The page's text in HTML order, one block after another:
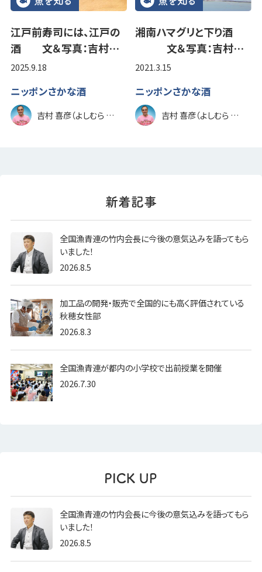
江戸前寿司には、江戸の
酒 文＆写真：吉村…
2025.9.18
ニッポンさかな酒
吉村 喜彦（よしむら のぶひこ）
湘南ハマグリと下り酒
文＆写真：吉村…
2021.3.15
ニッポンさかな酒
吉村 喜彦（よしむら のぶひこ）
全国漁青連の竹内会長に今後の意気込みを語ってもら
いました！
2026.8.5
加工品の開発・販売で全国的にも高く評価されている
秋穂女性部
2026.8.3
全国漁青連が都内の小学校で出前授業を開催
2026.7.30
全国漁青連の竹内会長に今後の意気込みを語ってもら
いました！
2026.8.5